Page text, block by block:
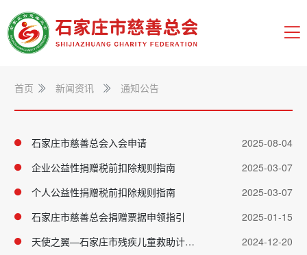
首页 新闻资讯 通知公告
石家庄市慈善总会入会申请
2025-08-04
企业公益性捐赠税前扣除规则指南
2025-03-07
个人公益性捐赠税前扣除规则指南
2025-03-07
石家庄市慈善总会捐赠票据申领指引
2025-01-15
天使之翼—石家庄市残疾儿童救助计划项目介绍
2024-12-20